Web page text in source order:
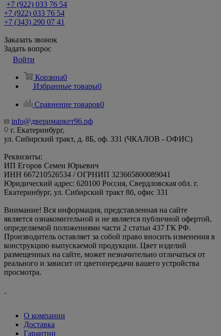
+7 (922) 033 76 54
+7 (922) 033 76 54
+7 (343) 290 07 41
Заказать звонок
Задать вопрос
Войти
Корзина0
Избранные товары0
Сравнение товаров0
info@дверимаркет96.рф
г. Екатеринбург,
ул. Сибирский тракт, д. 8Б, оф. 331 (ЧКАЛОВ - ОФИС)
Реквизиты:
ИП Егоров Семен Юрьевич
ИНН 667210526534 / ОГРНИП 323665800089041
Юридический адрес: 620100 Россия, Свердловская обл. г.
Екатеринбург, ул. Сибирский тракт 8б, офис 331
Внимание! Вся информация, представленная на сайте
является ознакомительной и не является публичной офертой,
определяемой положениями части 2 статьи 437 ГК РФ.
Производитель оставляет за собой право вносить изменения в
конструкцию выпускаемой продукции. Цвет изделий
размещенных на сайте, может незначительно отличаться от
реального и зависит от цветопередачи вашего устройства
просмотра.
О компании
Доставка
Гарантии